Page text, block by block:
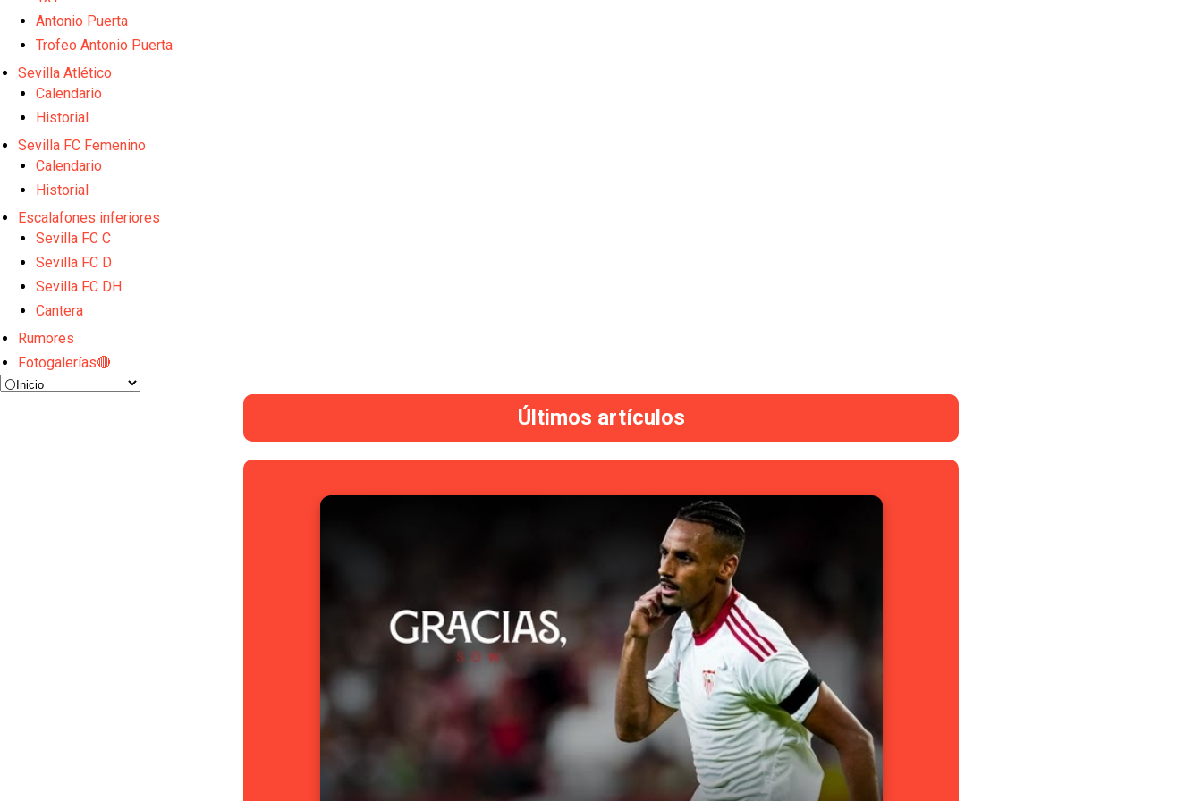
Odysseas Vlachodimos: “El objetivo es mejorar la temporada pasada”
El Sevilla FC empieza a inscribir a los nuevos fichajes
Opinión | "Carta abierta a Alberto Flores" por Rafa García
El Sevilla oficializa el traspaso de Sow
Antonio Puerta
Trofeo Antonio Puerta
Sevilla Atlético
Calendario
Historial
Sevilla FC Femenino
Calendario
Historial
Escalafones inferiores
Sevilla FC C
Sevilla FC D
Sevilla FC DH
Cantera
Rumores
Fotogalerías🔴
Últimos artículos